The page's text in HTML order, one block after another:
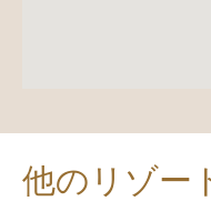
他のリゾー